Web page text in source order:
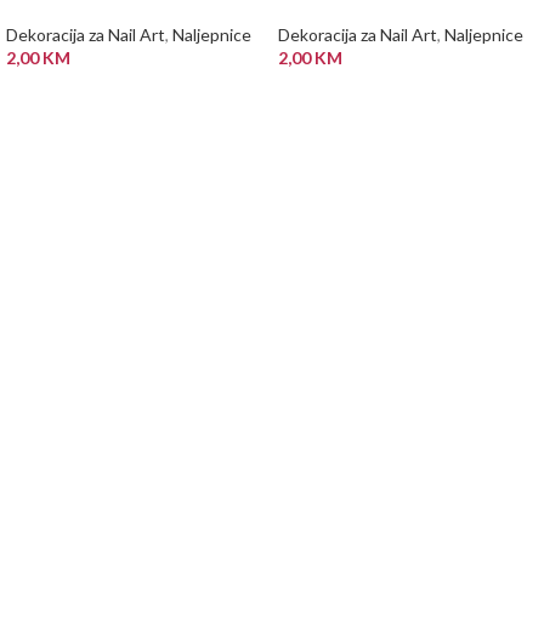
Dekoracija za Nail Art, Naljepnice
2,00KM
Dekoracija za Nail Art, Naljepnice
2,00KM